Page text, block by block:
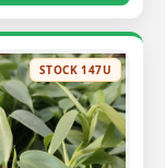
STOCK 147U